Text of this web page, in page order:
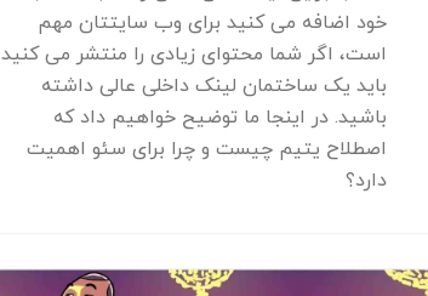
خود اضافه می کنید برای وب سایتتان مهم
است، اگر شما محتوای زیادی را منتشر می کنید
باید یک ساختمان لینک داخلی عالی داشته
باشید. در اینجا ما توضیح خواهیم داد که
اصطلاح یتیم چیست و چرا برای سئو اهمیت
دارد؟